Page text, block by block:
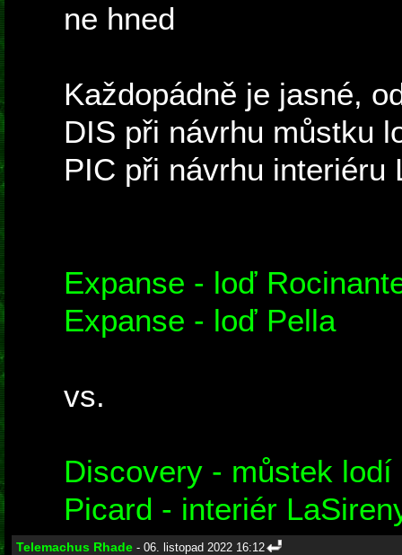
ne hned
Každopádně je jasné,
DIS při návrhu můstku
PIC při návrhu interiéru
Expanse - loď
Expanse - loď Pella
vs.
Discovery - můstek lodí
Picard - interiér
Telemachus Rhade - 06. listopad 2022 16:12